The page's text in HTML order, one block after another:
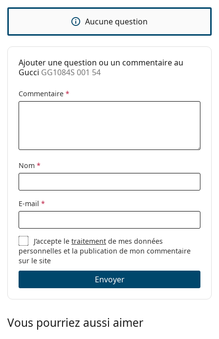
Unisex
Catégorie:
Lunettes de soleil
Utilisation:
Mode
Oui
Aucune question
Ajouter une question ou un commentaire au
Gucci GG1084S 001 54
Commentaire *
Nom *
E-mail *
J’accepte letraitement de mes données
personnelles et la publication de mon commentaire
sur le site
Envoyer
Vous pourriez aussi aimer